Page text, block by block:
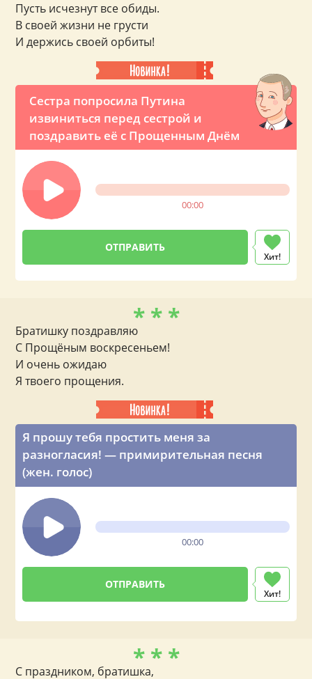
Сестра попросила Путина
извиниться перед сестрой и
поздравить её с Прощенным Днём
00:00
Хит!
Пусть исчезнут все обиды.
В своей жизни не грусти
И держись своей орбиты!
Я прошу тебя простить меня за
разногласия! — примирительная песня
(жен. голос)
00:00
Хит!
* * *
Братишку поздравляю
С Прощёным воскресеньем!
И очень ожидаю
Я твоего прощения.
* * *
С праздником, братишка,